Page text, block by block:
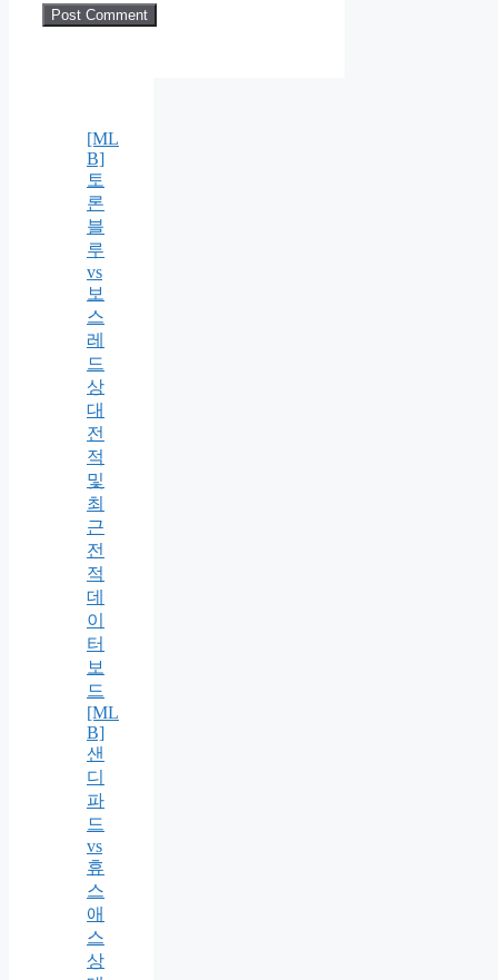
[ML
B]
토
론
블
루
vs
보
스
레
드
상
대
전
적
및
최
근
전
적
데
이
터
보
드
[ML
B]
샌
디
파
드
vs
휴
스
애
스
상